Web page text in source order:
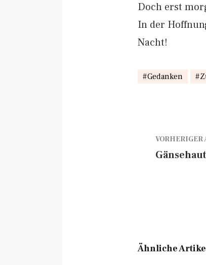
Doch erst
In der
Nacht!
Gedanken
Ähnliche